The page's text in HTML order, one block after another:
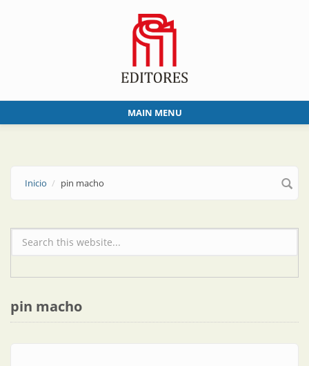
MAIN MENU
Inicio pin macho
Formulario de búsqueda
pin macho